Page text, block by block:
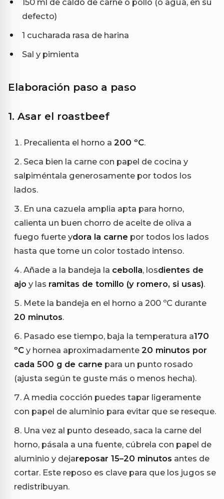
150 ml de caldo de carne o pollo (o agua, en su
defecto)
1 cucharada rasa de harina
Sal y pimienta
Elaboración paso a paso
1. Asar el roastbeef
Precalienta el horno a 200 ºC.
Seca bien la carne con papel de cocina y
salpiméntala generosamente por todos los
lados.
En una cazuela amplia apta para horno,
calienta un buen chorro de aceite de oliva a
fuego fuerte ydora la carne por todos los lados
hasta que tome un color tostado intenso.
Añade a la bandeja la cebolla, losdientes de
ajo y las ramitas de tomillo (y romero, si usas).
Mete la bandeja en el horno a 200 ºC durante
20 minutos.
Pasado ese tiempo, baja la temperatura a170
ºC y hornea aproximadamente 20 minutos por
cada 500 g de carne para un punto rosado
(ajusta según te guste más o menos hecha).
A media cocción puedes tapar ligeramente
con papel de aluminio para evitar que se reseque.
Una vez al punto deseado, saca la carne del
horno, pásala a una fuente, cúbrela con papel de
aluminio y dejareposar 15–20 minutos antes de
cortar. Este reposo es clave para que los jugos se
redistribuyan.